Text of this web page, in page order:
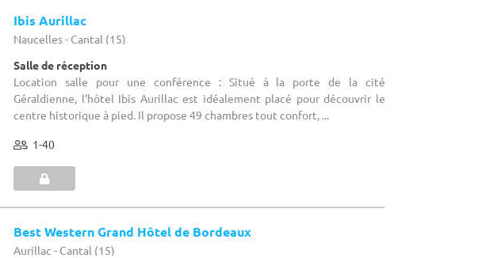
Ibis Aurillac
Naucelles - Cantal (15)
Salle de réception
Location salle pour une conférence : Situé à la porte de la cité
Géraldienne, l'hôtel Ibis Aurillac est idéalement placé pour découvrir le
centre historique à pied. Il propose 49 chambres tout confort, ...
1-40
Best Western Grand Hôtel de Bordeaux
Aurillac - Cantal (15)